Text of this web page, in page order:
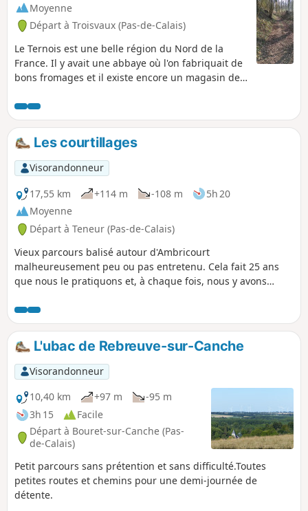
Moyenne
Départ à Troisvaux (Pas-de-Calais)
Le Ternois est une belle région du Nord de la
France. Il y avait une abbaye où l'on fabriquait de
bons fromages et il existe encore un magasin de
Les courtillages
Visorandonneur
17,55 km
+114 m -108 m
5h 20
Moyenne
Départ à Teneur (Pas-de-Calais)
Vieux parcours balisé autour d'Ambricourt
malheureusement peu ou pas entretenu. Cela fait 25 ans
que nous le pratiquons et, à chaque fois, nous y avons
enfouis sous les orties ou difficilement praticables).Le
départ de Teneur permet de passer (deux fois) devant le
superbe coteau calcaire de Teneur. Chevreuils souvent
visibles dans ou autour du Bois de Crépy Chemin en très
mauvais état entre les points (2) et (6). Si possible, éviter la
période mi-juin, mi-août, le passage après le point (3) sera
plus facile si le champ n'est pas trop avancé en culture ou
déjà récolté.
L'ubac de Rebreuve-sur-Canche
Visorandonneur
10,40 km
+97 m
-95 m
3h 15
Facile
Départ à Bouret-sur-Canche (Pas-
de-Calais)
Petit parcours sans prétention et sans difficulté.Toutes
petites routes et chemins pour une demi-journée de
détente.